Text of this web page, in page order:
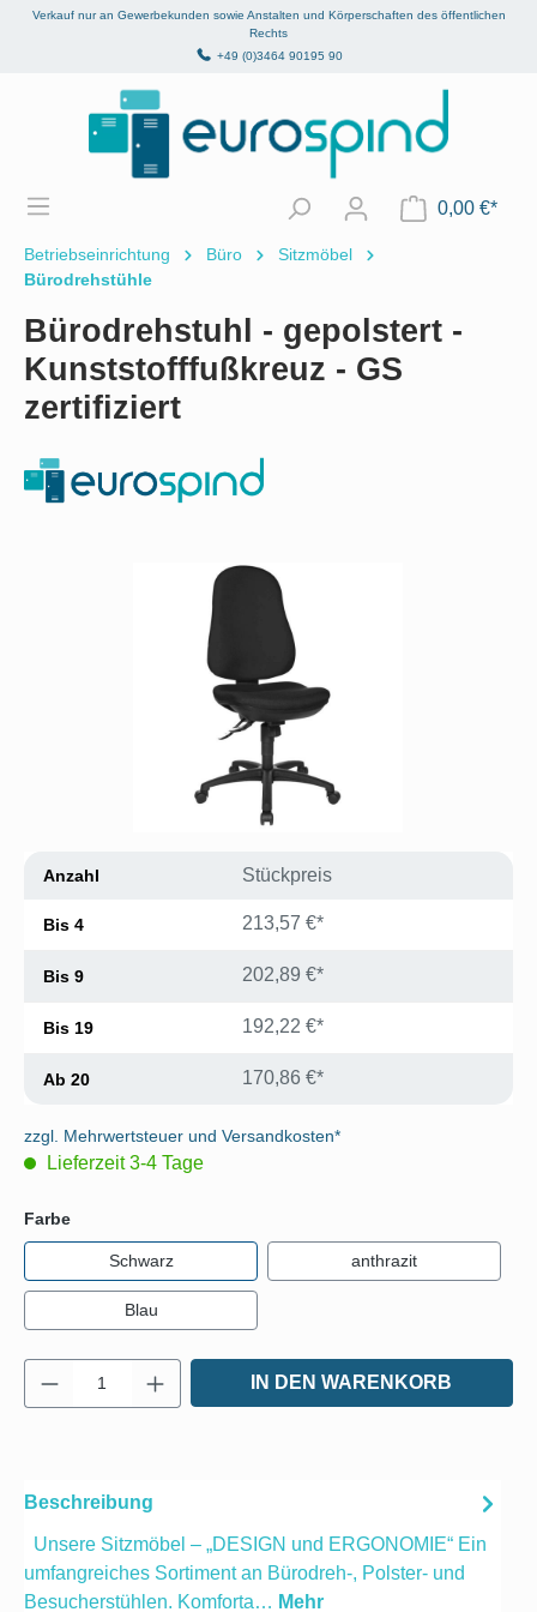
springen
Verkauf nur an Gewerbekunden sowie Anstalten und Körperschaften des öffentlichen
Rechts
+49 (0)3464 90195 90
0,00 €*
Betriebseinrichtung Büro
Sitzmöbel
Bürodrehstühle
Bürodrehstuhl - gepolstert -
Kunststofffußkreuz - GS
zertifiziert
Bildergalerie überspringen
Anzahl Stückpreis
Bis 4 213,57 €*
Bis 9 202,89 €*
Bis 19 192,22 €*
Ab 20 170,86 €*
zzgl. Mehrwertsteuer und Versandkosten*
Lieferzeit 3-4 Tage
Farbeauswählen
Schwarz anthrazit
Blau
Produkt Anzahl: Gib den gewünschten
IN DEN WARENKORB
Beschreibung
Unsere Sitzmöbel – „DESIGN und ERGONOMIE“ Ein
umfangreiches Sortiment an Bürodreh-, Polster- und
Besucherstühlen. Komforta… Mehr